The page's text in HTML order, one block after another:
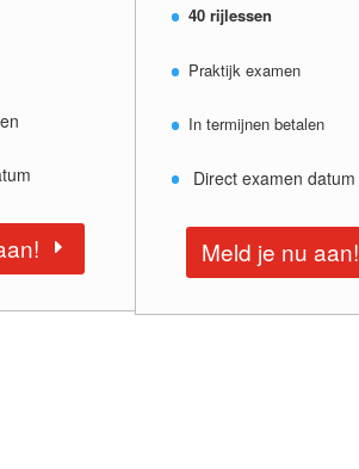
40 rijlessen
Praktijk examen
In termijnen betalen
Direct examen datum
Meld je nu aan!